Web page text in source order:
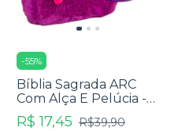
-55%
Bíblia Sagrada ARC
Com Alça E Pelúcia -
Capa Roxa
R$ 17,45 R$39,90